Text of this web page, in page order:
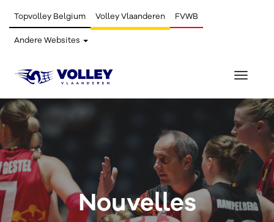
Topvolley Belgium Volley Vlaanderen FVWB
Andere Websites
Toggle
Nouvelles